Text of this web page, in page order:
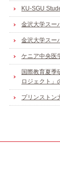
KU-SGU
金沢大学スー
金沢大学スー
ケニア中央医
国際教育夏季
ロジェクト」
プリンストン